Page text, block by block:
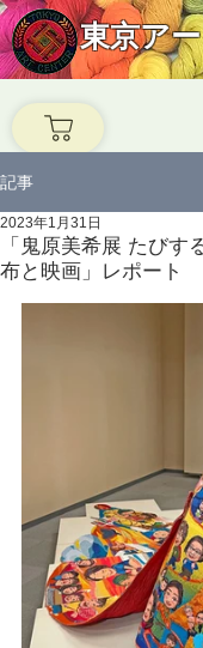
東京ア
記事
「鬼原美希展 たびす
布と映画」レポート
2023年1月31日